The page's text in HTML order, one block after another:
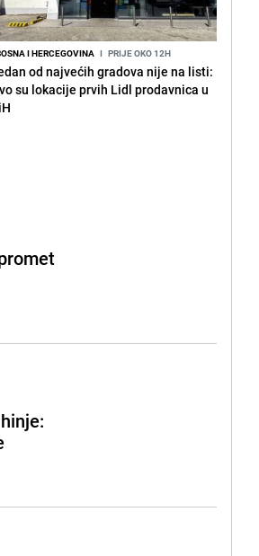
I HERCEGOVINA I PRIJE OKO 12H
od najvećih gradova nije na listi:
su lokacije prvih Lidl prodavnica u